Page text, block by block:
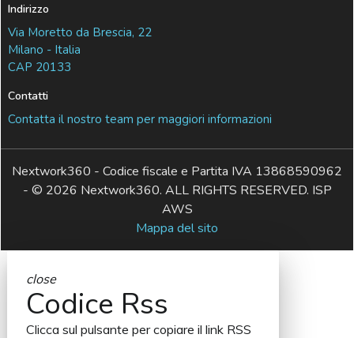
Indirizzo
Via Moretto da Brescia, 22
Milano - Italia
CAP 20133
Contatti
Contatta il nostro team per maggiori informazioni
Nextwork360 - Codice fiscale e Partita IVA 13868590962
- © 2026 Nextwork360. ALL RIGHTS RESERVED. ISP
AWS
Mappa del sito
close
Codice Rss
Clicca sul pulsante per copiare il link RSS